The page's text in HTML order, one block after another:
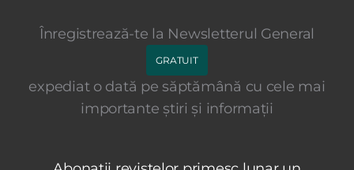
Înregistrează-te la Newsletterul General
GRATUIT
expediat o dată pe săptămână cu cele mai
importante știri și informații